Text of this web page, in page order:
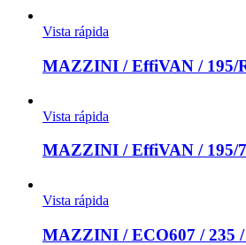
Vista rápida
MAZZINI / EffiVAN / 195/
Vista rápida
MAZZINI / EffiVAN / 195/
Vista rápida
MAZZINI / ECO607 / 235 /